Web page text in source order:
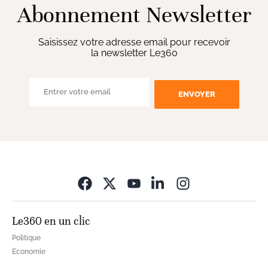
Abonnement Newsletter
Saisissez votre adresse email pour recevoir
la newsletter Le360
ENVOYER
Le360 en un clic
Politique
Economie